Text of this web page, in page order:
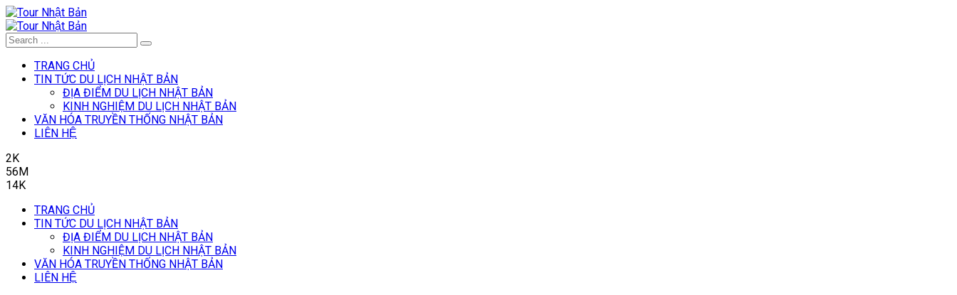
TRANG CHỦ
TIN TỨC DU LỊCH NHẬT BẢN
ĐỊA ĐIỂM DU LỊCH NHẬT BẢN
KINH NGHIỆM DU LỊCH NHẬT BẢN
VĂN HÓA TRUYỀN THỐNG NHẬT BẢN
LIÊN HỆ
2K
56M
14K
TRANG CHỦ
TIN TỨC DU LỊCH NHẬT BẢN
ĐỊA ĐIỂM DU LỊCH NHẬT BẢN
KINH NGHIỆM DU LỊCH NHẬT BẢN
VĂN HÓA TRUYỀN THỐNG NHẬT BẢN
LIÊN HỆ